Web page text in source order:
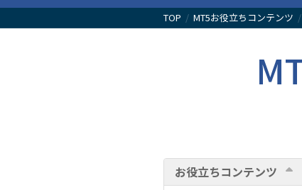
TOP / MT5お役立ちコンテンツ /
お役立ちコンテンツ